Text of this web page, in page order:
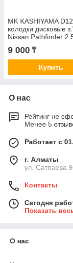
MK KASHIYAMA
колодки дисковые
Nissan Pathfinder
9 000 ₸
Купить
О нас
Рейтинг не
Менее 5
Работает с
г. Алматы
ул. Сатпаева
Контакты
Сегодня
Показать
О нас